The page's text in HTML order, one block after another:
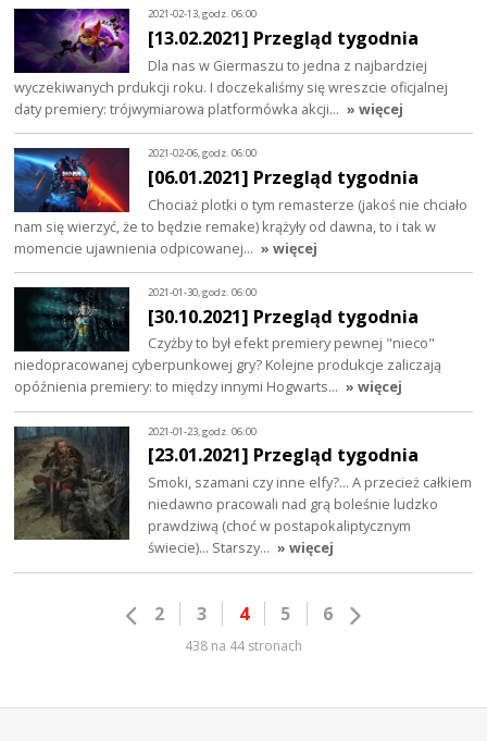
2021-02-13, godz. 06:00
[13.02.2021] Przegląd tygodnia
Dla nas w Giermaszu to jedna z najbardziej
wyczekiwanych prdukcji roku. I doczekaliśmy się wreszcie oficjalnej
daty premiery: trójwymiarowa platformówka akcji… » więcej
2021-02-06, godz. 06:00
[06.01.2021] Przegląd tygodnia
Chociaż plotki o tym remasterze (jakoś nie chciało
nam się wierzyć, że to będzie remake) krążyły od dawna, to i tak w
momencie ujawnienia odpicowanej… » więcej
2021-01-30, godz. 06:00
[30.10.2021] Przegląd tygodnia
Czyżby to był efekt premiery pewnej "nieco"
niedopracowanej cyberpunkowej gry? Kolejne produkcje zaliczają
opóźnienia premiery: to między innymi Hogwarts… » więcej
2021-01-23, godz. 06:00
[23.01.2021] Przegląd tygodnia
Smoki, szamani czy inne elfy?... A przecież całkiem
niedawno pracowali nad grą boleśnie ludzko
prawdziwą (choć w postapokaliptycznym
świecie)... Starszy… » więcej
2 3 4 5 6
438 na 44 stronach